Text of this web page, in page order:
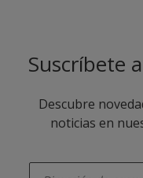
Suscríbete
Descubre
noticias en